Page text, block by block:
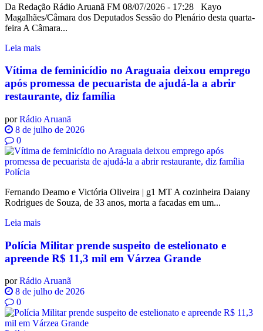
Da Redação Rádio Aruanã FM 08/07/2026 - 17:28 Kayo
Magalhães/Câmara dos Deputados Sessão do Plenário desta quarta-
feira A Câmara...
Leia mais
Vítima de feminicídio no Araguaia deixou emprego
após promessa de pecuarista de ajudá-la a abrir
restaurante, diz família
por Rádio Aruanã
8 de julho de 2026
0
Polícia
Fernando Deamo e Victória Oliveira | g1 MT A cozinheira Daiany
Rodrigues de Souza, de 33 anos, morta a facadas em um...
Leia mais
Polícia Militar prende suspeito de estelionato e
apreende R$ 11,3 mil em Várzea Grande
por Rádio Aruanã
8 de julho de 2026
0